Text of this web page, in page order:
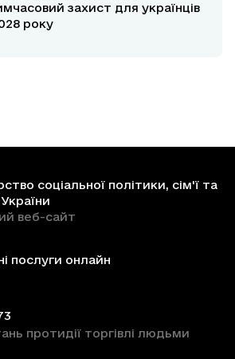
захист для українців
року
соціальної політики, сім'ї та
веб-сайт
послуги онлайн
протидії торгівлі людьми